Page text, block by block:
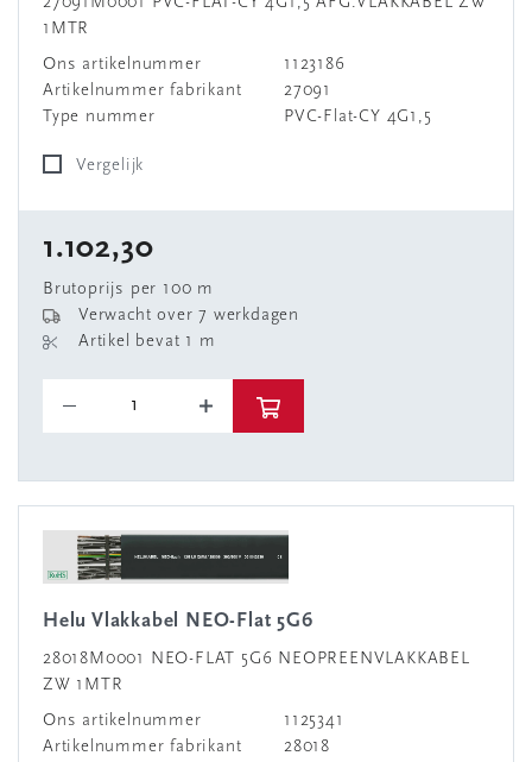
1MTR
Ons artikelnummer
1123186
Artikelnummer fabrikant
27091
Type nummer
PVC-Flat-CY 4G1,5
Vergelijk
1.102,30
Brutoprijs per 100 m
Verwacht over 7 werkdagen
Artikel bevat 1 m
Helu Vlakkabel NEO-Flat 5G6
28018M0001 NEO-FLAT 5G6 NEOPREENVLAKKABEL
ZW 1MTR
Ons artikelnummer
1125341
Artikelnummer fabrikant
28018